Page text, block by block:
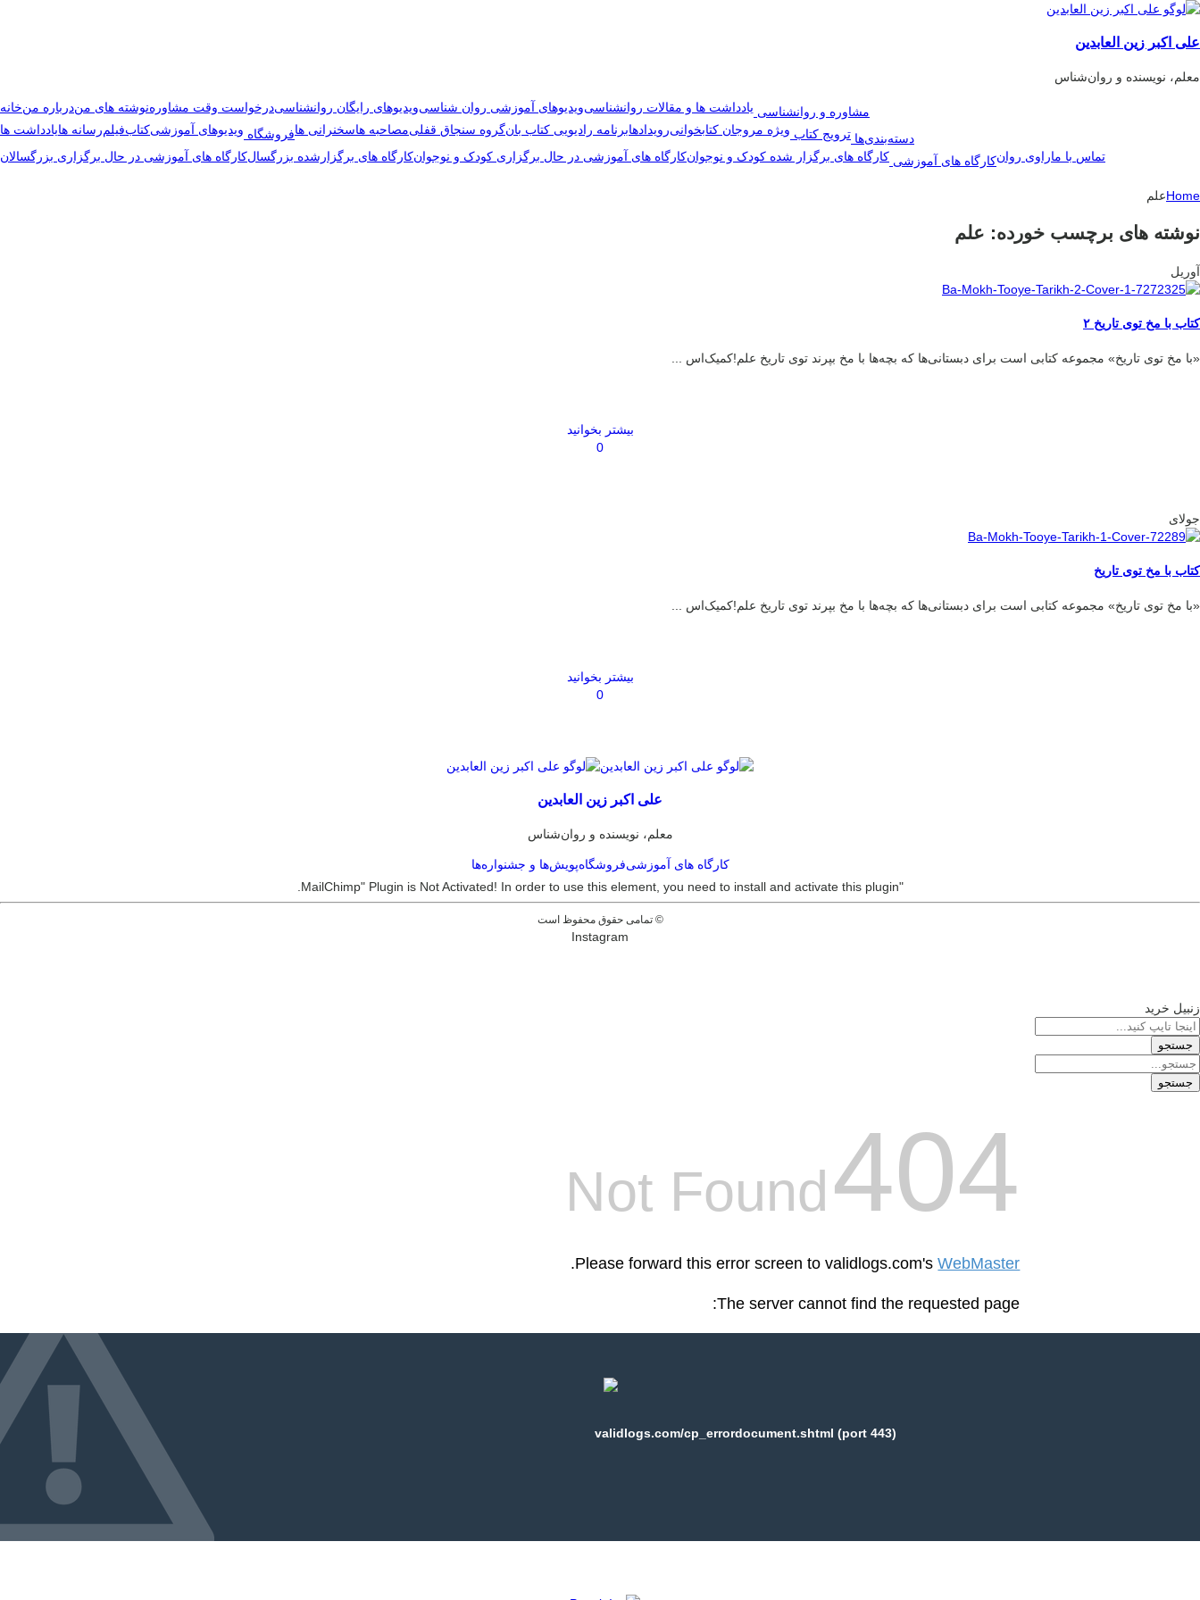
علی اکبر زین العابدین
معلم، نویسنده و روان‌شناس
خانهدرباره مننوشته های من مشاوره و روانشناسی درخواست وقت مشاورهویدیوهای رایگان روانشناسیویدیوهای آموزشی روان شناسییادداشت ها و مقالات روانشناسی
دسته‌بندی‌ها
یادداشت هارسانه ها فروشگاه فیلمکتابویدیوهای آموزشی سخنرانی هامصاحبه ها ترویج کتاب گروه سنجاق قفلیبرنامه رادیویی کتاب بانرویدادهاویژه مروجان کتابخوانی
کارگاه های آموزشی کارگاه های آموزشی در حال برگزاری بزرگسالانکارگاه های برگزارشده بزرگسالکارگاه های آموزشی در حال برگزاری کودک و نوجوانکارگاه های برگزار شده کودک و نوجوان راوی روانتماس با ما
Homeعلم
نوشته های برچسب خورده: علم
آوریل
کتاب با مخ توی تاریخ ۲
«با مخ توی تاریخ» مجموعه‌ کتابی است برای دبستانی‌ها که بچه‌ها با مخ بپرند توی تاریخ علم!کمیک‌اس ...
بیشتر بخوانید
0
جولای
کتاب با مخ توی تاریخ
«با مخ توی تاریخ» مجموعه‌ کتابی است برای دبستانی‌ها که بچه‌ها با مخ بپرند توی تاریخ علم!کمیک‌اس ...
بیشتر بخوانید
0
علی اکبر زین العابدین
معلم، نویسنده و روان‌شناس
پویش‌ها و جشنواره‌هافروشگاهکارگاه های آموزشی
"MailChimp" Plugin is Not Activated!
In order to use this element, you need to install and activate this plugin.
© تمامی حقوق محفوظ است
Instagram
زنبیل خرید
404
Not Found
Please forward this error screen to validlogs.com'sWebMaster
.
The server cannot find the requested page:
validlogs.com/cp_errordocument.shtml (port 443)